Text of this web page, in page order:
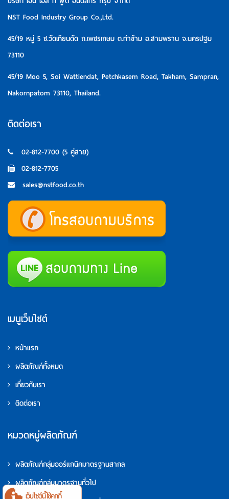
NST Food Industry Group Co.,Ltd.
45/19 หมู่ 5 ซ.วัดเทียนดัด ถ.เพชรเกษม ต.ท่าข้าม อ.สามพราน จ.นครปฐม
73110
45/19 Moo 5, Soi Wattiendat, Petchkasem Road, Takham, Sampran,
Nakornpatom 73110, Thailand.
ติดต่อเรา
02-812-7700 (5 คู่สาย)
02-812-7705
sales@nstfood.co.th
เมนูเว็บไซต์
หน้าแรก
ผลิตภัณฑ์ทั้งหมด
เกี่ยวกับเรา
ติดต่อเรา
หมวดหมู่ผลิตภัณฑ์
ผลิตภัณฑ์กลุ่มออร์แกนิคมาตรฐานสากล
ผลิตภัณฑ์กลุ่มมาตรฐานทั่วไป
เว็บไซต์นี้ใช้คุกกี้